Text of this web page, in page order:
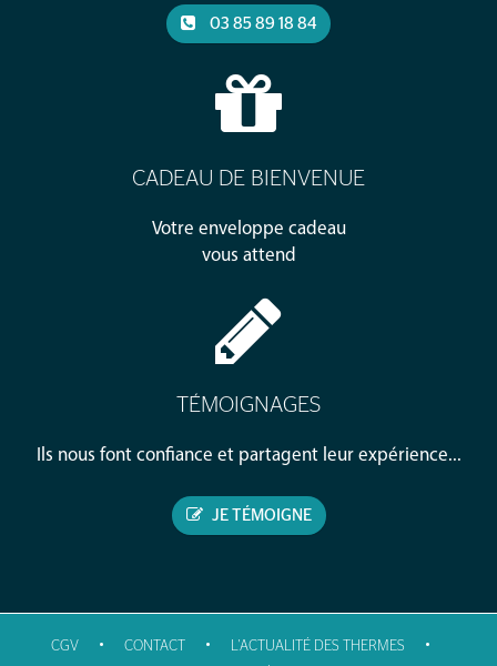
03 85 89 18 84
CADEAU DE BIENVENUE
Votre enveloppe cadeau
vous attend
TÉMOIGNAGES
Ils nous font confiance et partagent leur expérience...
JE TÉMOIGNE
CGV • CONTACT • L'ACTUALITÉ DES THERMES •